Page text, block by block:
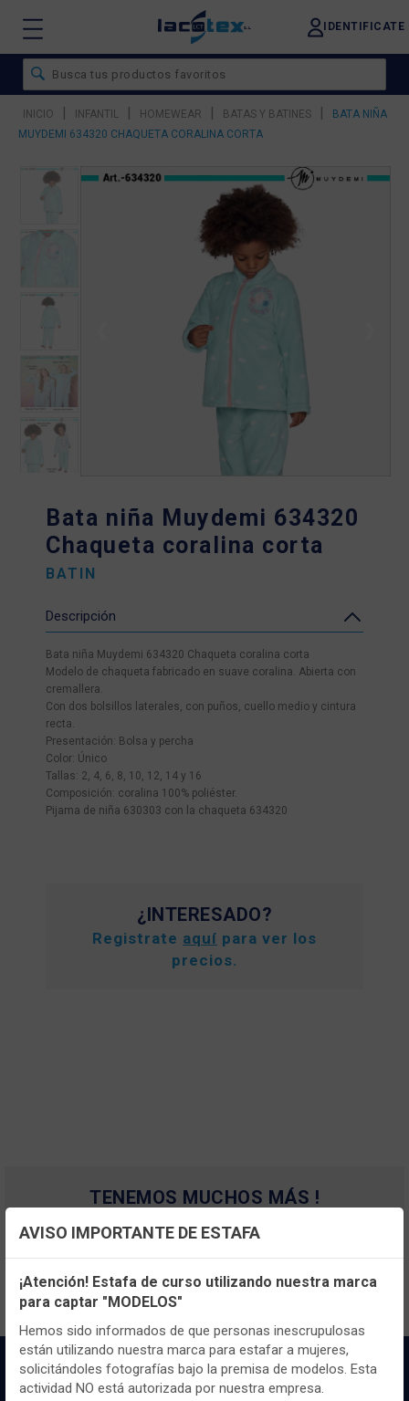
IDENTIFICATE
INICIO | INFANTIL | HOMEWEAR | BATAS Y BATINES |
BATA NIÑA
MUYDEMI 634320 CHAQUETA CORALINA CORTA
Bata niña Muydemi 634320
Chaqueta coralina corta
BATIN
Descripción
Bata niña Muydemi 634320 Chaqueta coralina corta
Modelo de chaqueta fabricado en suave coralina. Abierta con
cremallera.
Con dos bolsillos laterales, con puños, cuello medio y cintura
recta.
Presentación: Bolsa y percha
Color: Único
Tallas: 2, 4, 6, 8, 10, 12, 14 y 16
Composición: coralina 100% poliéster.
Pijama de niña 630303 con la chaqueta 634320
¿INTERESADO?
Registrate aquí para ver los
precios.
TENEMOS MUCHOS MÁS !
contenido y los precios.
Configuración de cookies
Utilizamos cookies propias y de terceros, de sesión o
persistentes, para hacer funcionar de manera segura nuestra
página web y personalizar su contenido.
Igualmente, utilizamos cookies para medir y obtener datos de
la navegación que realizas y para ajustar el contenido a tus
AVISO IMPORTANTE DE ESTAFA
¡Atención! Estafa de curso utilizando nuestra marca
para captar "MODELOS"
Hemos sido informados de que personas inescrupulosas
están utilizando nuestra marca para estafar a mujeres,
solicitándoles fotografías bajo la premisa de modelos. Esta
actividad NO está autorizada por nuestra empresa.